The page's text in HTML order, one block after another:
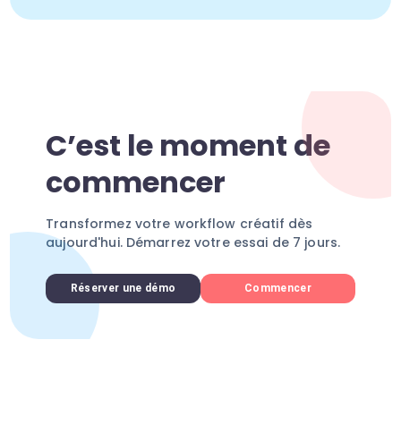
C’est le moment de
commencer
Transformez votre workflow créatif dès
aujourd'hui. Démarrez votre essai de 7 jours.
Réserver une démo Commencer